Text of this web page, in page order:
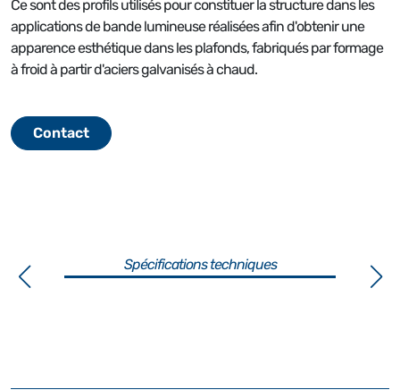
Ce sont des profils utilisés pour constituer la structure dans les
applications de bande lumineuse réalisées afin d'obtenir une
apparence esthétique dans les plafonds, fabriqués par formage
à froid à partir d'aciers galvanisés à chaud.
Contact
Spécifications techniques